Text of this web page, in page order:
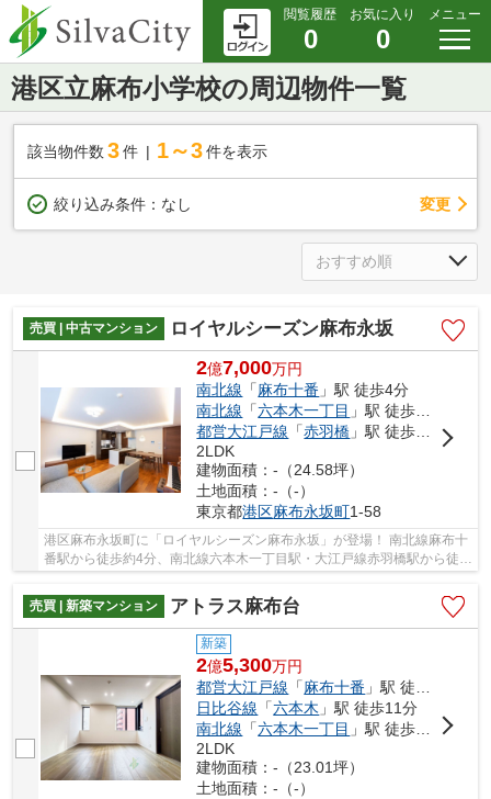
閲覧履歴
0
お気に入り
0
メニュー
港区立麻布小学校の周辺物件一覧
該当物件数 3件 1～3 件を表示
絞り込み条件： なし 変更
売買 | 中古マンション ロイヤルシーズン麻布永坂
2億7,000万円
南北線 「麻布十番 」駅 徒歩4分
南北線 「六本木一丁目 」駅 徒歩10分
都営大江戸線 「赤羽橋 」駅 徒歩10分
2LDK
建物面積：-（24.58坪）
土地面積：-（-）
東京都港区麻布永坂町1-58
港区麻布永坂町に「ロイヤルシーズン麻布永坂」が登場！ 南北線麻布十
番駅から徒歩約4分、南北線六本木一丁目駅・大江戸線赤羽橋駅から徒歩
売買 | 新築マンション
アトラス麻布台
新築
2億5,300万円
都営大江戸線 「麻布十番 」駅 徒歩6分
日比谷線 「六本木 」駅 徒歩11分
南北線 「六本木一丁目 」駅 徒歩7分
2LDK
建物面積：-（23.01坪）
土地面積：-（-）